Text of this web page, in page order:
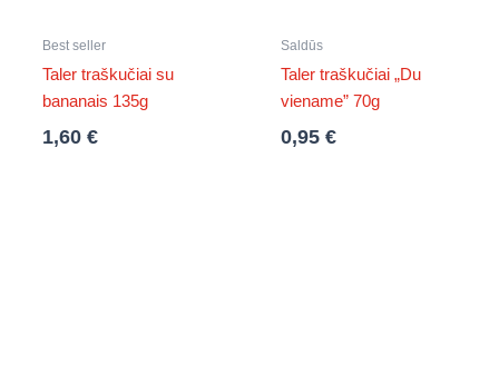
Best seller
Taler traškučiai su
bananais 135g
1,60 €
Saldūs
Taler traškučiai „Du
viename” 70g
0,95 €